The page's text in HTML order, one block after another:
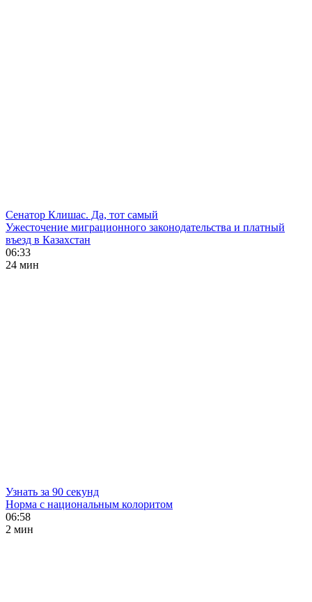
Сенатор Клишас. Да, тот самый
Ужесточение миграционного законодательства и платный
въезд в Казахстан
06:33
24 мин
Узнать за 90 секунд
Норма с национальным колоритом
06:58
2 мин